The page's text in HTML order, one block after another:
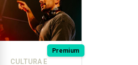
Premium
CULTURA E